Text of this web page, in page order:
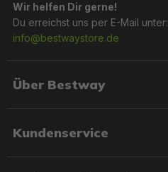
Wir helfen Dir gerne!
Du erreichst uns per E-Mail unter:
info@bestwaystore.de
Über Bestway
Kundenservice